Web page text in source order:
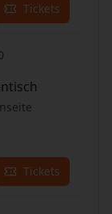
Tickets
Tickets